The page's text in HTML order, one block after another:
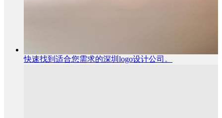
快速找到适合您需求的深圳logo设计公司。